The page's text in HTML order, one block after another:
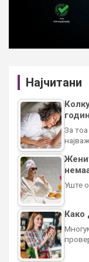
Најчитани
За
Уште
Како